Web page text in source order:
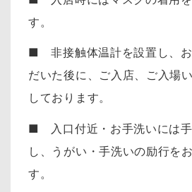
す。
■ 非接触体温計を設置し、お
だいた後に、ご入店、ご入場
しております。
■ 入口付近・お手洗いには手
し、うがい・手洗いの励行を
す。